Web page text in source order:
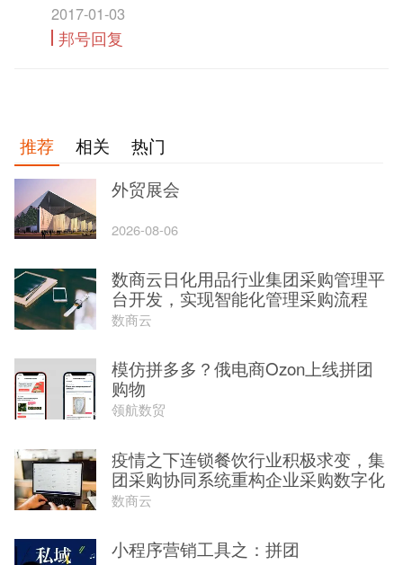
2017-01-03
邦号回复
推荐 相关
热门
外贸展会
2026-08-06
数商云日化用品行业集团采购管理平
台开发，实现智能化管理采购流程
数商云
模仿拼多多？俄电商Ozon上线拼团
购物
领航数贸
疫情之下连锁餐饮行业积极求变，集
团采购协同系统重构企业采购数字化
数商云
小程序营销工具之：拼团